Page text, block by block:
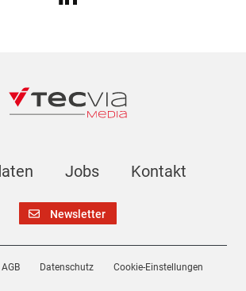
Jobs Kontakt
Newsletter
AGB Datenschutz Cookie-Einstellungen